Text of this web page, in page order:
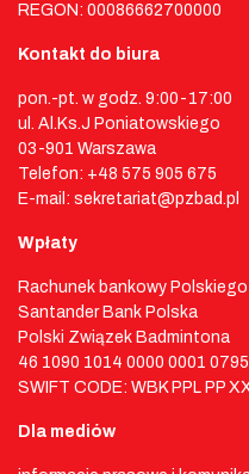
REGON: 00086662700000
Kontakt do biura
pon.-pt. w godz. 9:00-17:00
ul. Al.Ks.J Poniatowskiego
03-901 Warszawa
Telefon: +48 575 905 675
E-mail: sekretariat@pzbad.pl
Wpłaty
Rachunek bankowy
Santander Bank Polska
Polski Związek Badmintona
46 1090 1014 0000 0001
SWIFT CODE: WBK PPL PP
Dla mediów